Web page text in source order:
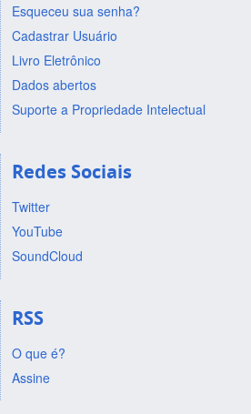
Esqueceu sua senha?
Cadastrar Usuário
Livro Eletrônico
Dados abertos
Suporte a Propriedade Intelectual
Redes Sociais
Twitter
YouTube
SoundCloud
RSS
O que é?
Assine